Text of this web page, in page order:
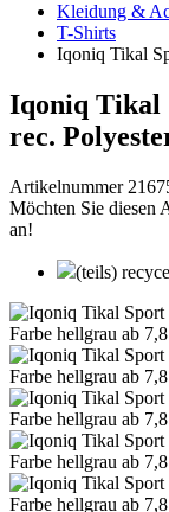
Kleidung &
T-Shirts
Iqoniq Tikal
Iqoniq Tikal
rec.
Artikelnummer
Möchten Sie diesen
an!
(teils)